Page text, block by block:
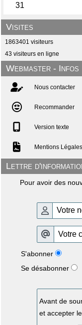
Visites
1863401 visiteurs
43 visiteurs en ligne
Webmaster - Infos
Nous contacter
Recommander
Version texte
Mentions Légales
Lettre
Pour avoir des
S'abonner
Se désabonner
Avant de
et accepter